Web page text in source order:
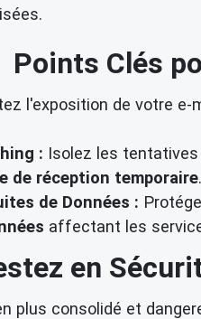
Points Clés
l'exposition de votre e-
: Isolez les
de réception temporaire.
de Données :
affectant les
en
plus consolidé et